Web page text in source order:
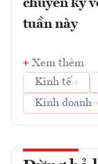
chuyển kỳ
tuần này
Xem thêm
Kinh tế
Kinh doanh